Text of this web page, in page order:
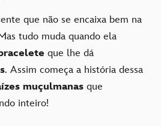
que não se encaixa bem na
tudo muda quando ela
que lhe dá
. Assim começa a história dessa
muçulmanas que
inteiro!